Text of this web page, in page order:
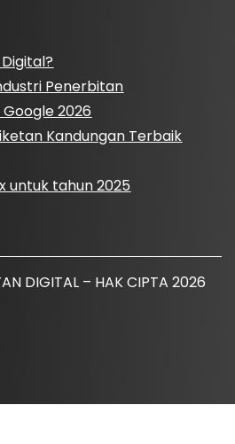
Penerbitan
Google 2026
Kandungan Terbaik
untuk tahun 2025
DIGITAL – HAK CIPTA 2026